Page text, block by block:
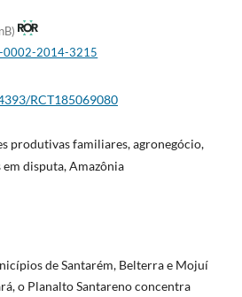
0002-2014-3215
RCT185069080
produtivas familiares, agronegócio,
disputa, Amazônia
de Santarém, Belterra e Mojuí
o Planalto Santareno concentra